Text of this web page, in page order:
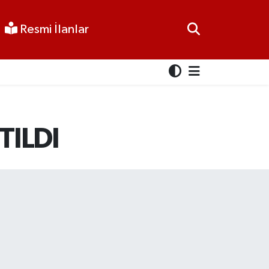
Resmi İlanlar